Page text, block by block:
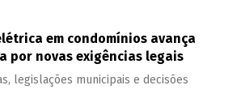
em condomínios avança
por novas exigências legais
legislações municipais e decisões